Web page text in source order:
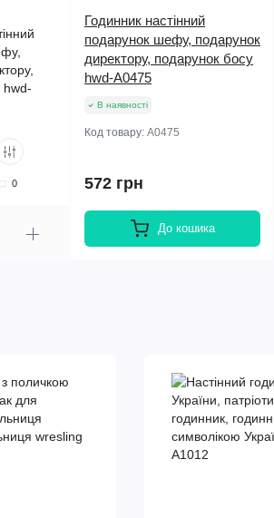
0
Годинник настінний
подарунок шефу, подарунок
директору, подарунок босу
hwd-A0475
В наявності
Код товару: A0475
572 грн
До кошика